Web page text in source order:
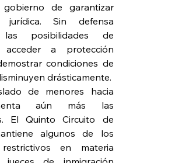
de garantizar
jurídica. Sin defensa
las posibilidades de
acceder a protección
condiciones de
drásticamente.
de menores hacia
aún más las
El Quinto Circuito de
algunos de los
en materia